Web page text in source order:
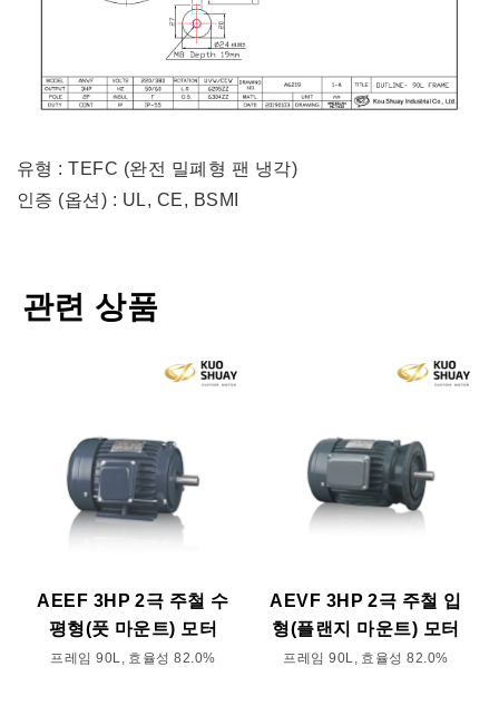
유형 : TEFC (완전 밀폐형 팬 냉각)
인증 (옵션) : UL, CE, BSMI
관련 상품
AEEF 3HP 2극 주철 수
평형(풋 마운트) 모터
프레임 90L, 효율성 82.0%
AEVF 3HP 2극 주철 입
형(플랜지 마운트) 모터
프레임 90L, 효율성 82.0%